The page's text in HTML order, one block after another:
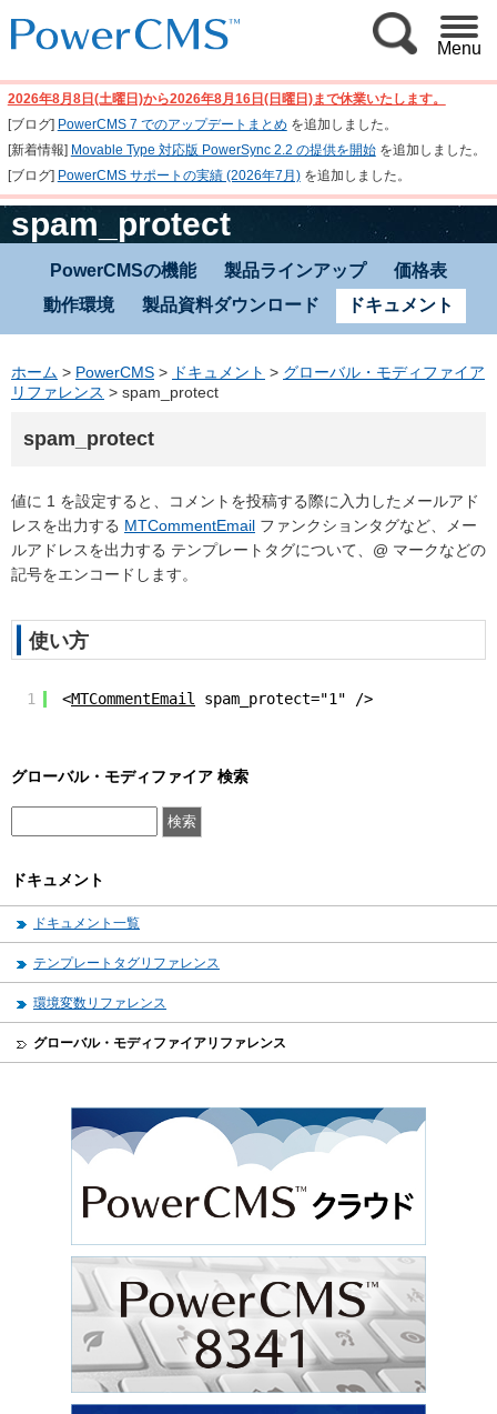
Menu
2026年8月8日(土曜日)から2026年8月16日(日曜日)まで休業いたします。
[ブログ] PowerCMS 7 でのアップデートまとめ を追加しました。
[新着情報] Movable Type 対応版 PowerSync 2.2 の提供を開始を追加しました。
[ブログ] PowerCMS サポートの実績 (2026年7月)を追加しました。
spam_protect
PowerCMSの機能 製品ラインアップ
価格表
動作環境
製品資料ダウンロード ドキュメント
ホーム > PowerCMS > ドキュメント > グローバル・モディファイア
リファレンス > spam_protect
spam_protect
値に 1 を設定すると、コメントを投稿する際に入力したメールアド
レスを出力する MTCommentEmail ファンクションタグなど、メー
ルアドレスを出力する テンプレートタグについて、@ マークなどの
記号をエンコードします。
使い方
1 <MTCommentEmail spam_protect="1" />
グローバル・モディファイア 検索
ドキュメント
ドキュメント一覧
テンプレートタグリファレンス
環境変数リファレンス
グローバル・モディファイアリファレンス